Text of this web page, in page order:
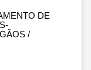
DE
/